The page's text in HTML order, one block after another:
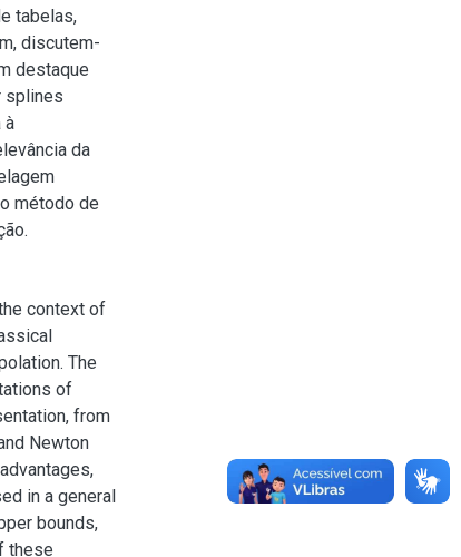
tabelas,
discutem-
destaque
splines
à
da
método de
context of
The
of
from
Newton
in a general
bounds,
these